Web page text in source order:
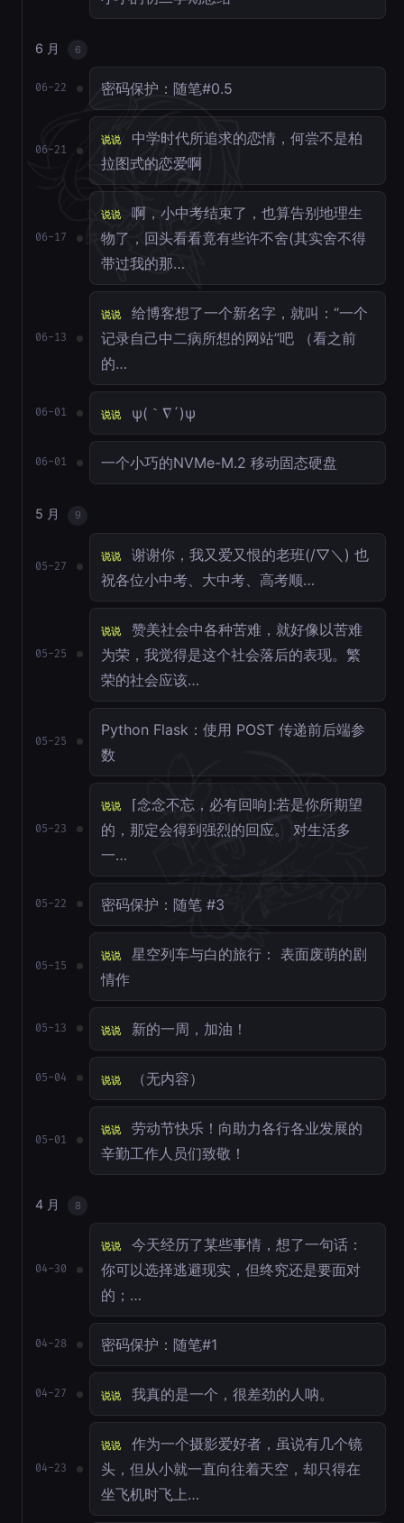
6 月 6
06-22 密码保护：随笔#0.5
06-21
说说
中学时代所追求的恋情，何尝不是柏
拉图式的恋爱啊
06-17
说说
啊，小中考结束了，也算告别地理生
物了，回头看看竟有些许不舍(其实舍不得
带过我的那…
06-13
说说
给博客想了一个新名字，就叫：“一个
记录自己中二病所想的网站”吧 （看之前
的…
06-01 说说 ψ(｀∇´)ψ
06-01 一个小巧的NVMe-M.2 移动固态硬盘
5 月 9
05-27
说说
谢谢你，我又爱又恨的老班(/▽＼) 也
祝各位小中考、大中考、高考顺…
05-25
说说
赞美社会中各种苦难，就好像以苦难
为荣，我觉得是这个社会落后的表现。繁
荣的社会应该…
05-25
Python Flask：使用 POST 传递前后端参
数
05-23
说说
⌈念念不忘，必有回响⌋:若是你所期望
的，那定会得到强烈的回应。 对生活多
一…
05-22 密码保护：随笔 #3
05-15
说说
星空列车与白的旅行： 表面废萌的剧
情作
05-13 说说 新的一周，加油！
05-04 说说 （无内容）
05-01
说说
劳动节快乐！向助力各行各业发展的
辛勤工作人员们致敬！
4 月 8
04-30
说说
今天经历了某些事情，想了一句话：
你可以选择逃避现实，但终究还是要面对
的；…
04-28 密码保护：随笔#1
04-27 说说 我真的是一个，很差劲的人呐。
04-23
说说
作为一个摄影爱好者，虽说有几个镜
头，但从小就一直向往着天空，却只得在
坐飞机时飞上…